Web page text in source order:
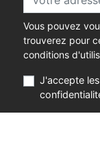
Vous pouvez
trouverez pour
conditions
J'accepte